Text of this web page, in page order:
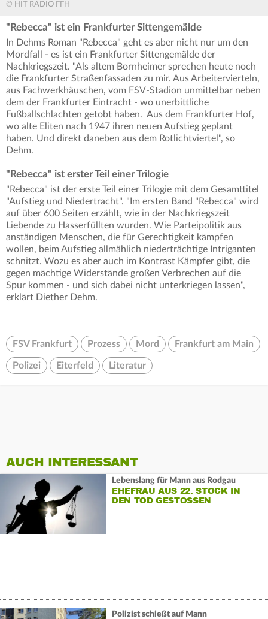
© HIT RADIO FFH
"Rebecca" ist ein Frankfurter Sittengemälde
In Dehms Roman "Rebecca" geht es aber nicht nur um den
Mordfall - es ist ein Frankfurter Sittengemälde der
Nachkriegszeit. "Als altem Bornheimer sprechen heute noch
die Frankfurter Straßenfassaden zu mir. Aus Arbeitervierteln,
aus Fachwerkhäuschen, vom FSV-Stadion unmittelbar neben
dem der Frankfurter Eintracht - wo unerbittliche
Fußballschlachten getobt haben. Aus dem Frankfurter Hof,
wo alte Eliten nach 1947 ihren neuen Aufstieg geplant
haben. Und direkt daneben aus dem Rotlichtviertel", so
Dehm.
"Rebecca" ist erster Teil einer Trilogie
"Rebecca" ist der erste Teil einer Trilogie mit dem Gesamttitel
"Aufstieg und Niedertracht". "Im ersten Band "Rebecca" wird
auf über 600 Seiten erzählt, wie in der Nachkriegszeit
Liebende zu Hasserfüllten wurden. Wie Parteipolitik aus
anständigen Menschen, die für Gerechtigkeit kämpfen
wollen, beim Aufstieg allmählich niederträchtige Intriganten
schnitzt. Wozu es aber auch im Kontrast Kämpfer gibt, die
gegen mächtige Widerstände großen Verbrechen auf die
Spur kommen - und sich dabei nicht unterkriegen lassen",
erklärt Diether Dehm.
FSV Frankfurt Prozess Mord Frankfurt am Main
Polizei Eiterfeld Literatur
AUCH INTERESSANT
Lebenslang für Mann aus Rodgau
EHEFRAU AUS 22. STOCK IN
DEN TOD GESTOSSEN
Polizist schießt auf Mann